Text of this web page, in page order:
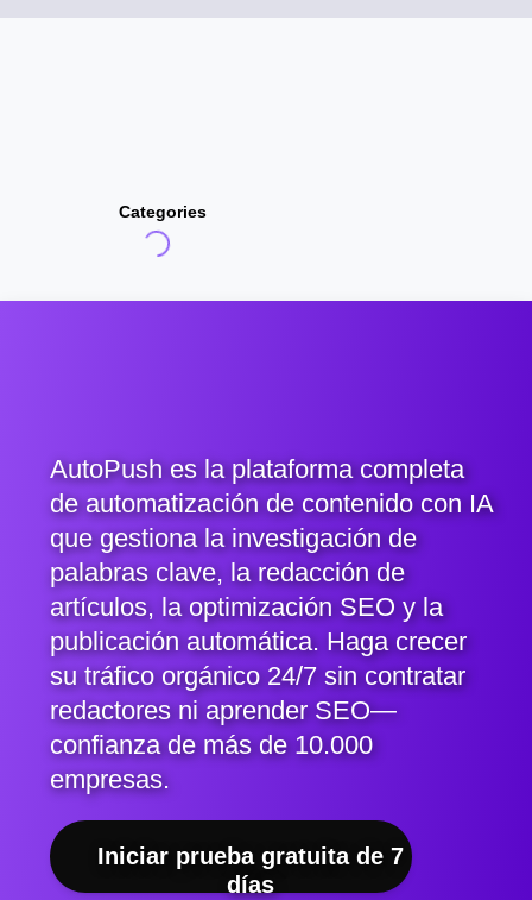
Categories
AutoPush es la plataforma completa
de automatización de contenido con IA
que gestiona la investigación de
palabras clave, la redacción de
artículos, la optimización SEO y la
publicación automática. Haga crecer
su tráfico orgánico 24/7 sin contratar
redactores ni aprender SEO—
confianza de más de 10.000
empresas.
Iniciar prueba gratuita de 7
días